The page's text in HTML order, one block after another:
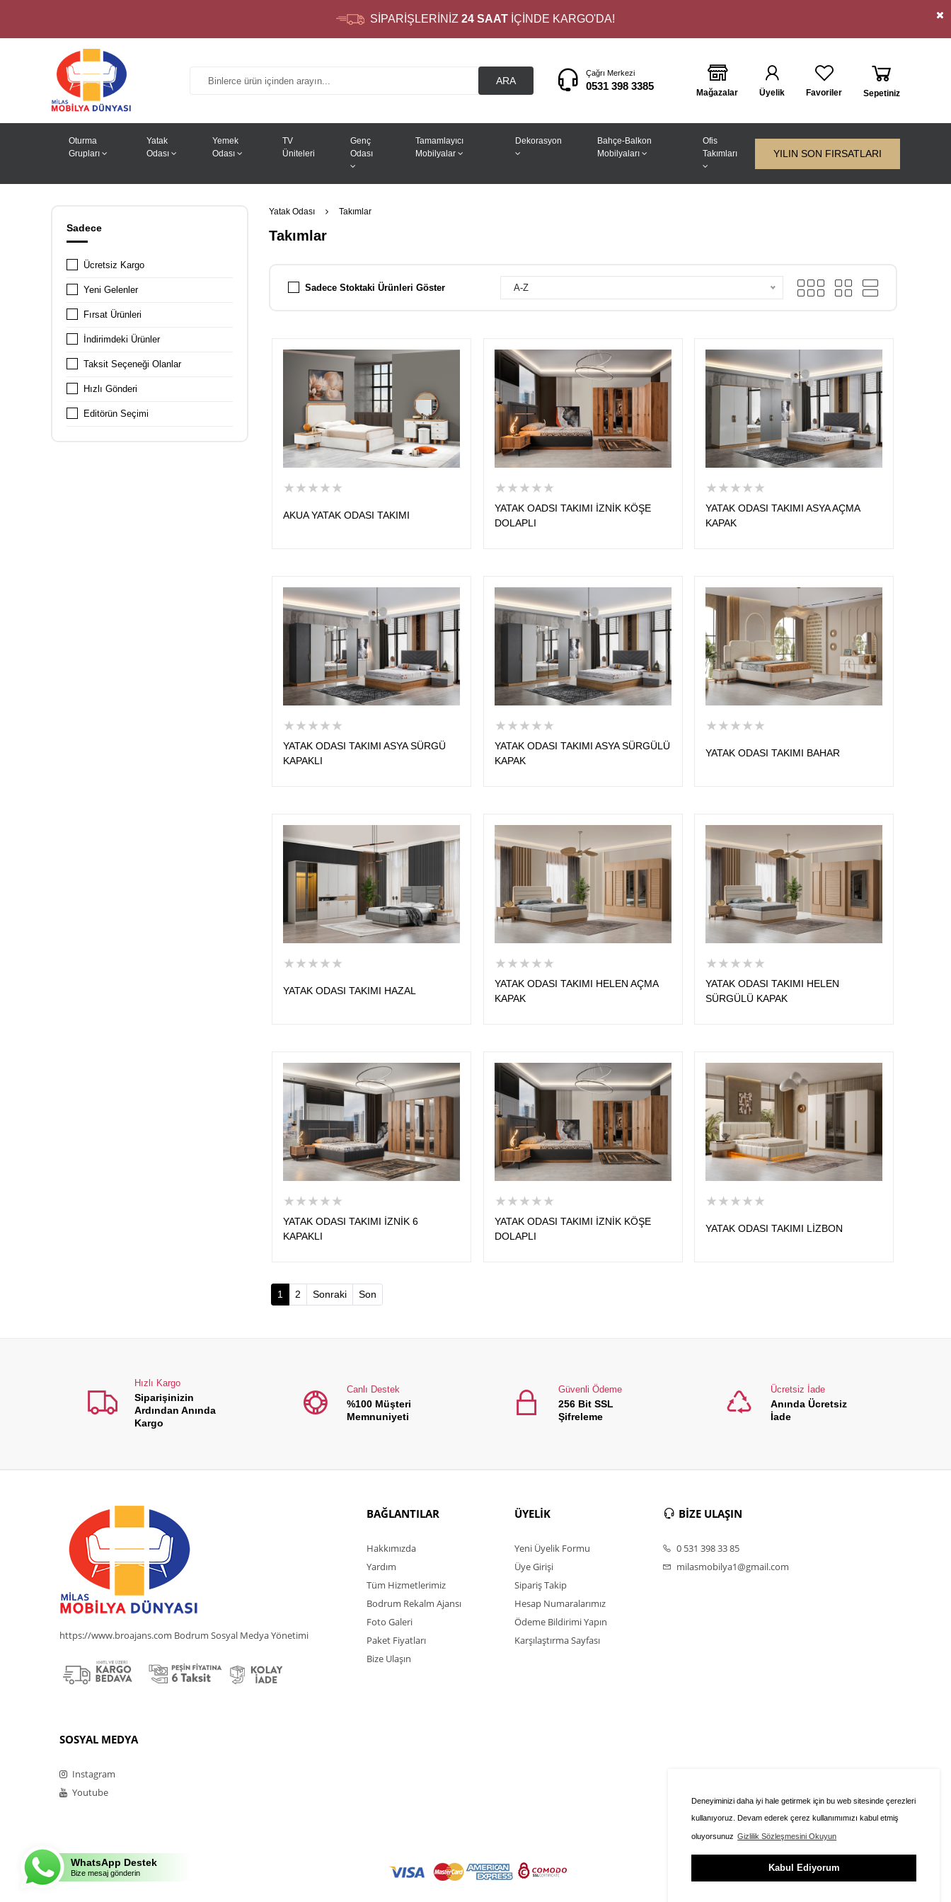
Deneyiminizi daha iyi hale getirmek için bu web sitesinde çerezleri
kullanıyoruz. Devam ederek çerez kullanımımızı kabul etmiş
oluyorsunuz Gizlilik Sözleşmesini Okuyun
Kabul Ediyorum
SİPARİŞLERİNİZ 24 SAAT İÇİNDE KARGO'DA!
ARA
Çağrı Merkezi
0531 398 3385
Mağazalar Üyelik Favoriler Sepetiniz
Oturma
Grupları
Yatak
Odası
Yemek
Odası
TV
Üniteleri
Genç
Odası
Tamamlayıcı
Mobilyalar
Dekorasyon
Bahçe-Balkon
Mobilyaları
Ofis
Takımları
YILIN SON FIRSATLARI
Sadece
Ücretsiz Kargo
Yeni Gelenler
Fırsat Ürünleri
İndirimdeki Ürünler
Taksit Seçeneği Olanlar
Hızlı Gönderi
Editörün Seçimi
Yatak Odası Takımlar
Takımlar
Sadece Stoktaki Ürünleri Göster A-Z
★★★★★
AKUA YATAK ODASI TAKIMI
★★★★★
YATAK OADSI TAKIMI İZNİK KÖŞE
DOLAPLI
★★★★★
YATAK ODASI TAKIMI ASYA AÇMA
KAPAK
★★★★★
YATAK ODASI TAKIMI ASYA SÜRGÜ
KAPAKLI
★★★★★
YATAK ODASI TAKIMI ASYA SÜRGÜLÜ
KAPAK
★★★★★
YATAK ODASI TAKIMI BAHAR
★★★★★
YATAK ODASI TAKIMI HAZAL
★★★★★
YATAK ODASI TAKIMI HELEN AÇMA
KAPAK
★★★★★
YATAK ODASI TAKIMI HELEN
SÜRGÜLÜ KAPAK
★★★★★
YATAK ODASI TAKIMI İZNİK 6
KAPAKLI
★★★★★
YATAK ODASI TAKIMI İZNİK KÖŞE
DOLAPLI
★★★★★
YATAK ODASI TAKIMI LİZBON
1 (current)
2 Sonraki Son
Hızlı Kargo
Siparişinizin
Ardından Anında
Kargo
Canlı Destek
%100 Müşteri
Memnuniyeti
Güvenli Ödeme
256 Bit SSL
Şifreleme
Ücretsiz İade
Anında Ücretsiz
İade
https://www.broajans.com Bodrum Sosyal Medya Yönetimi
BAĞLANTILAR
Hakkımızda
Yardım
Tüm Hizmetlerimiz
Bodrum Rekalm Ajansı
Foto Galeri
Paket Fiyatları
Bize Ulaşın
ÜYELİK
Yeni Üyelik Formu
Üye Girişi
Sipariş Takip
Hesap Numaralarımız
Ödeme Bildirimi Yapın
Karşılaştırma Sayfası
BİZE ULAŞIN
0 531 398 33 85
milasmobilya1@gmail.com
SOSYAL MEDYA
Instagram
Youtube
WhatsApp Destek
Bize mesaj gönderin